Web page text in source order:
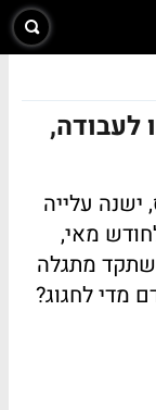
לעבודה,
עלייה
לחודש מאי,
מתגלה
מדי לחגוג?